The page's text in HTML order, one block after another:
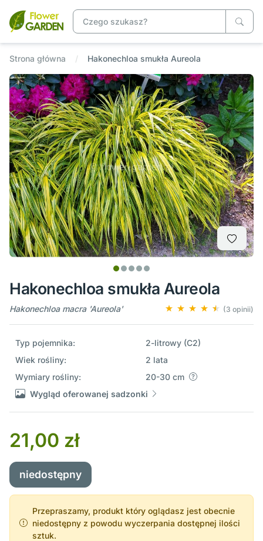
Strona główna Hakonechloa smukła Aureola
Hakonechloa smukła Aureola
Hakonechloa macra 'Aureola' (3 opinii)
Typ pojemnika:
2-litrowy (C2)
Wiek rośliny:
2 lata
Wymiary rośliny:
20-30 cm
Wygląd oferowanej sadzonki
21,00 zł
niedostępny
Przepraszamy, produkt który oglądasz jest obecnie
niedostępny z powodu wyczerpania dostępnej ilości
sztuk.